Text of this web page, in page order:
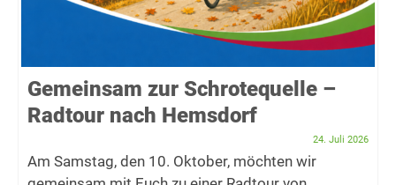
Gemeinsam zur Schrotequelle –
Radtour nach Hemsdorf
24. Juli 2026
Am Samstag, den 10. Oktober, möchten wir